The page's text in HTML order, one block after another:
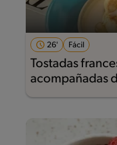
26' Fácil
Tostadas
acompañadas